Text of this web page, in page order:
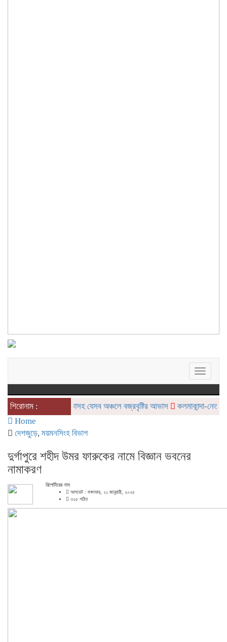
Toggle
শিরোনাম : ঢাকাসহ যেসব অঞ্চলে বজ্রবৃষ্টির আভাস
কলমাকান্দা-নেত্রকোনা
Home
দেশজুড়ে, ময়মনসিংহ বিভাগ
দুর্গাপুরে শহীদ উমর ফারুকের নামে বিজ্ঞান ভবনের
নামাকরণ
রিপোর্টারের নাম
আপডেট : মঙ্গলবার, ২১ জানুয়ারী, ২০২৫
৩২৫ পঠিত